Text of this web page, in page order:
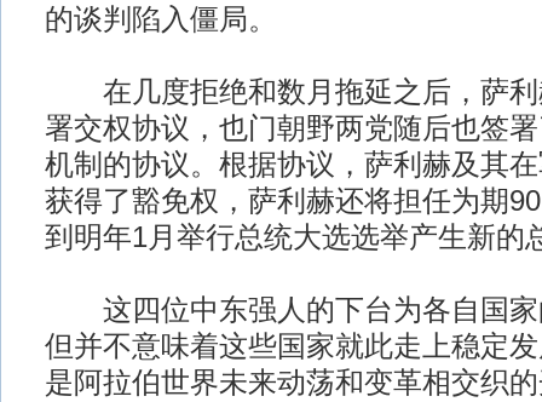
的谈判陷入僵局。
在几度拒绝和数月拖延之后，萨利
署交权协议，也门朝野两党随后也签
机制的协议。根据协议，萨利赫及其
获得了豁免权，萨利赫还将担任为期
到明年1月举行总统大选选举产生新的
这四位中东强人的下台为各自国家
但并不意味着这些国家就此走上稳定
是阿拉伯世界未来动荡和变革相交织